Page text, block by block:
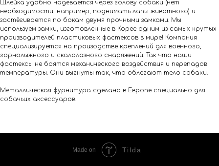
Шлейка удобно надевается через голову собаки (нет
необходимости, например, поднимать лапы животного) и
застёгивается по бокам двумя прочными замками. Мы
используем замки, изготовленные в Корее одним из самых крутых
производителей пластиковых фастексов в мире! Компания
специализируется на произодстве креплений для военного,
горнолыжного и скалолазного снаряжений. Так что наши
фастексы не боятся механического воздействия и перепадов
температуры. Они выгнуты так, что облегают тело собаки.
Металлическая фурнитура сделана в Европе специально для
собачьих аксессуаров.
Made on Tilda